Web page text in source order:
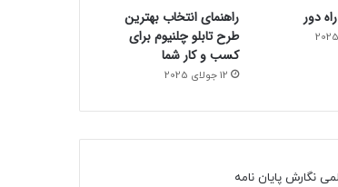
دور
راهنمای انتخاب بهترین
طرح تابلو چلنیوم برای
کسب و کار شما
12 جولای 2025
نگارش پایان نامه